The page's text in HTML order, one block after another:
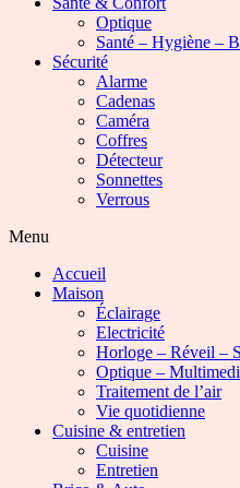
Optique
Santé – Hygiène –
Sécurité
Alarme
Cadenas
Caméra
Coffres
Détecteur
Sonnettes
Verrous
Menu
Accueil
Maison
Éclairage
Electricité
Horloge – Réveil –
Optique –
Traitement de l’air
Vie quotidienne
Cuisine & entretien
Cuisine
Entretien